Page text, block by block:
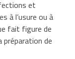
et
à l’usure ou à
fait figure de
préparation de